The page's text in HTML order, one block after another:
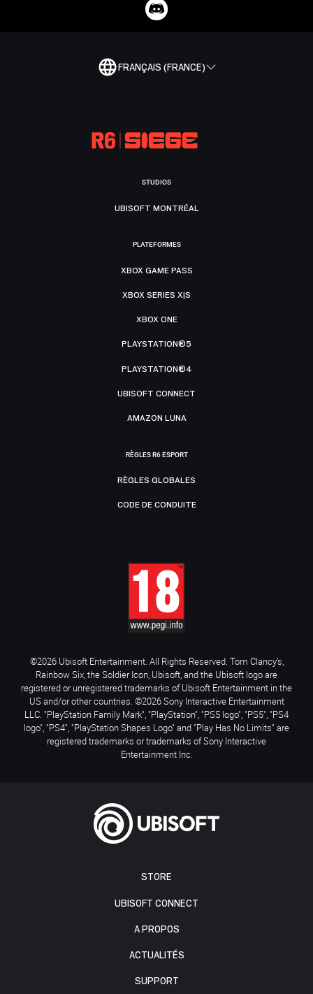
FRANÇAIS (FRANCE)
STORE
UBISOFT CONNECT
A PROPOS
ACTUALITÉS
SUPPORT
STUDIOS
UBISOFT MONTRÉAL
PLATEFORMES
XBOX GAME PASS
XBOX SERIES X|S
XBOX ONE
PLAYSTATION®5
PLAYSTATION®4
UBISOFT CONNECT
AMAZON LUNA
RÈGLES R6 ESPORT
RÈGLES GLOBALES
CODE DE CONDUITE
©2026 Ubisoft Entertainment. All Rights Reserved. Tom Clancy’s,
Rainbow Six, the Soldier Icon, Ubisoft, and the Ubisoft logo are
registered or unregistered trademarks of Ubisoft Entertainment in the
US and/or other countries. ©2026 Sony Interactive Entertainment
LLC. "PlayStation Family Mark", "PlayStation", "PS5 logo", "PS5", "PS4
logo", "PS4", "PlayStation Shapes Logo" and "Play Has No Limits" are
registered trademarks or trademarks of Sony Interactive
Entertainment Inc.